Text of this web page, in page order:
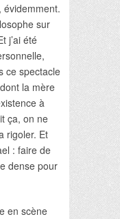
évidemment.
sur
j’ai été
ce spectacle
la mère
à
ça, on ne
rigoler. Et
: faire de
dense pour
en scène